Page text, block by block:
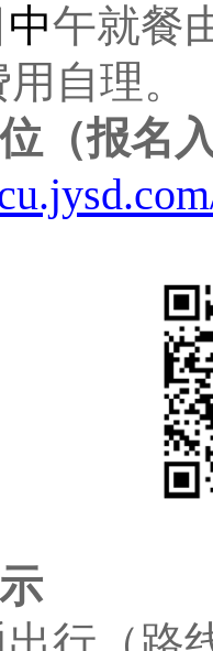
中午就餐
自理。
（报名